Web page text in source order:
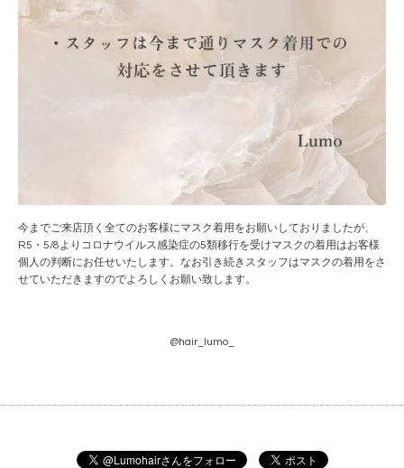
今までご来店頂く全てのお客様にマスク着用をお願いしておりましたが、
R5・5/8よりコロナウイルス感染症の5類移行を受けマスクの着用はお客様
個人の判断にお任せいたします。なお引き続きスタッフはマスクの着用をさ
せていただきますのでよろしくお願い致します。
@hair_lumo_